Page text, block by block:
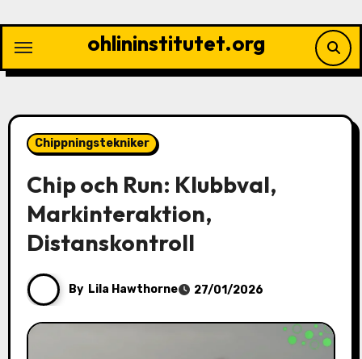
content
ohlininstitutet.org
Chippningstekniker
Chip och Run: Klubbval,
Markinteraktion,
Distanskontroll
By Lila Hawthorne 27/01/2026